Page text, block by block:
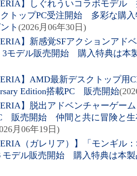
】しぐれういコラボモデル
トップPC受注開始 多彩な購入
ト (2026月06年30日)
】新感覚SFアクションアド
モデル販売開始 購入特典は本
】AMD最新デスクトップ用
Edition搭載PC 販売開始
】脱出アドベンチャーゲー
販売開始 仲間と共に冒険と
月06年19日)
（ガレリア）】「モンギル
デル販売開始 購入特典は本製